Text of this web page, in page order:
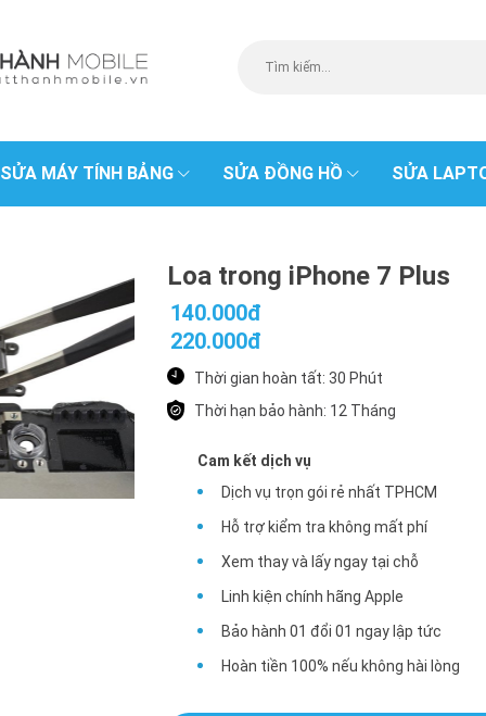
SỬA MÁY TÍNH BẢNG SỬA ĐỒNG HỒ SỬA
Loa trong iPhone 7 Plus
140.000đ
220.000đ
Thời gian hoàn tất: 30 Phút
Thời hạn bảo hành: 12 Tháng
Cam kết dịch vụ
Dịch vụ trọn gói rẻ nhất TPHCM
Hỗ trợ kiểm tra không mất phí
Xem thay và lấy ngay tại chỗ
Linh kiện chính hãng Apple
Bảo hành 01 đổi 01 ngay lập tức
Hoàn tiền 100% nếu không hài lòng